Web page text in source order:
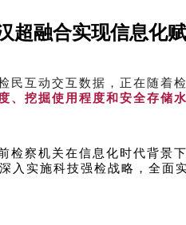
超融合实现信息化赋
民互动交互数据，正在随
、挖掘使用程度和安全存储
检察机关在信息化时代背
入实施科技强检战略，全面